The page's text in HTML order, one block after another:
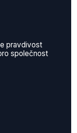
pravdivost
společnost